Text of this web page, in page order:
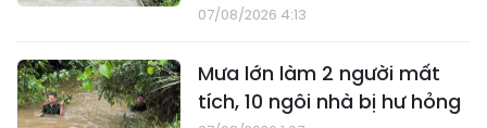
07/08/2026 4:13
Mưa lớn làm 2 người mất
tích, 10 ngôi nhà bị hư hỏng